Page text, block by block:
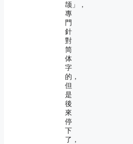
颉」，
專
門
針
對
简
体
字
的，
但
是
後
來
停
下
了，